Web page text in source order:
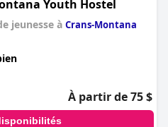
de confort moderne et de
un choix fortement
Youth Hostel
jeunesse à Crans-Montana
À partir de 75 $